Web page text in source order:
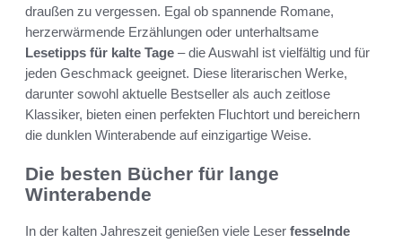
draußen zu vergessen. Egal ob spannende Romane,
herzerwärmende Erzählungen oder unterhaltsame
Lesetipps für kalte Tage – die Auswahl ist vielfältig und für
jeden Geschmack geeignet. Diese literarischen Werke,
darunter sowohl aktuelle Bestseller als auch zeitlose
Klassiker, bieten einen perfekten Fluchtort und bereichern
die dunklen Winterabende auf einzigartige Weise.
Die besten Bücher für lange
Winterabende
In der kalten Jahreszeit genießen viele Leser fesselnde